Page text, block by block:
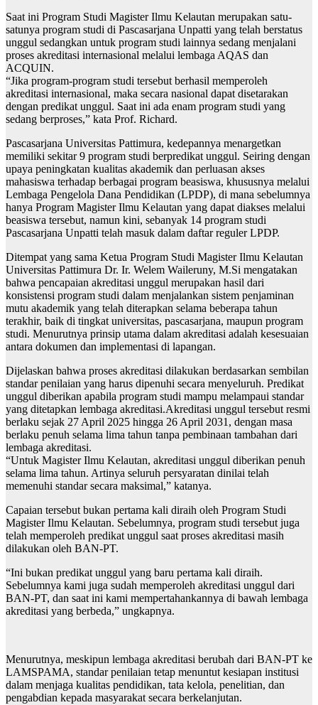
Saat ini Program Studi Magister Ilmu Kelautan merupakan satu-
satunya program studi di Pascasarjana Unpatti yang telah berstatus
unggul sedangkan untuk program studi lainnya sedang menjalani
proses akreditasi internasional melalui lembaga AQAS dan
ACQUIN.
“Jika program-program studi tersebut berhasil memperoleh
akreditasi internasional, maka secara nasional dapat disetarakan
dengan predikat unggul. Saat ini ada enam program studi yang
sedang berproses,” kata Prof. Richard.
Pascasarjana Universitas Pattimura, kedepannya menargetkan
memiliki sekitar 9 program studi berpredikat unggul. Seiring dengan
upaya peningkatan kualitas akademik dan perluasan akses
mahasiswa terhadap berbagai program beasiswa, khususnya melalui
Lembaga Pengelola Dana Pendidikan (LPDP), di mana sebelumnya
hanya Program Magister Ilmu Kelautan yang dapat diakses melalui
beasiswa tersebut, namun kini, sebanyak 14 program studi
Pascasarjana Unpatti telah masuk dalam daftar reguler LPDP.
Ditempat yang sama Ketua Program Studi Magister Ilmu Kelautan
Universitas Pattimura Dr. Ir. Welem Waileruny, M.Si mengatakan
bahwa pencapaian akreditasi unggul merupakan hasil dari
konsistensi program studi dalam menjalankan sistem penjaminan
mutu akademik yang telah diterapkan selama beberapa tahun
terakhir, baik di tingkat universitas, pascasarjana, maupun program
studi. Menurutnya prinsip utama dalam akreditasi adalah kesesuaian
antara dokumen dan implementasi di lapangan.
Dijelaskan bahwa proses akreditasi dilakukan berdasarkan sembilan
standar penilaian yang harus dipenuhi secara menyeluruh. Predikat
unggul diberikan apabila program studi mampu melampaui standar
yang ditetapkan lembaga akreditasi.Akreditasi unggul tersebut resmi
berlaku sejak 27 April 2025 hingga 26 April 2031, dengan masa
berlaku penuh selama lima tahun tanpa pembinaan tambahan dari
lembaga akreditasi.
“Untuk Magister Ilmu Kelautan, akreditasi unggul diberikan penuh
selama lima tahun. Artinya seluruh persyaratan dinilai telah
memenuhi standar secara maksimal,” katanya.
Capaian tersebut bukan pertama kali diraih oleh Program Studi
Magister Ilmu Kelautan. Sebelumnya, program studi tersebut juga
telah memperoleh predikat unggul saat proses akreditasi masih
dilakukan oleh BAN-PT.
“Ini bukan predikat unggul yang baru pertama kali diraih.
Sebelumnya kami juga sudah memperoleh akreditasi unggul dari
BAN-PT, dan saat ini kami mempertahankannya di bawah lembaga
akreditasi yang berbeda,” ungkapnya.
Menurutnya, meskipun lembaga akreditasi berubah dari BAN-PT ke
LAMSPAMA, standar penilaian tetap menuntut kesiapan institusi
dalam menjaga kualitas pendidikan, tata kelola, penelitian, dan
pengabdian kepada masyarakat secara berkelanjutan.